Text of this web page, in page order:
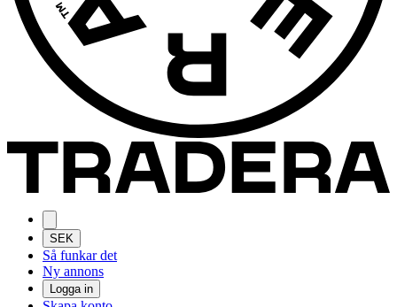
SEK
Så funkar det
Ny annons
Logga in